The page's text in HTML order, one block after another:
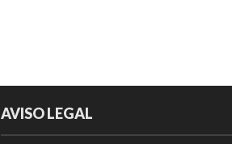
AVISO LEGAL